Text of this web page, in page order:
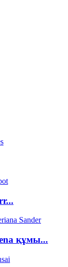
құмы...